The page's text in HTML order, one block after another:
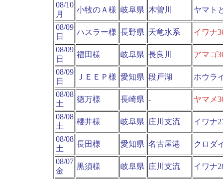
08/10
月
小牧のＡ様 岐阜県 木曽川 ヤマト
08/09
日
ハスラー様 長野県 天竜水系 イワナ
08/09
日
福田様 岐阜県 長良川 アマゴ
08/09
日
ＪＥＥＰ様 愛知県 段戸湖 ホウラ
08/08
土
徳万様 長崎県 - ヤマメ
08/08
土
櫻井様 岐阜県 庄川支流 イワナ
08/08
土
長田様 愛知県 名古屋港 クロダ
08/07
金
黒須様 岐阜県 庄川支流 イワナ